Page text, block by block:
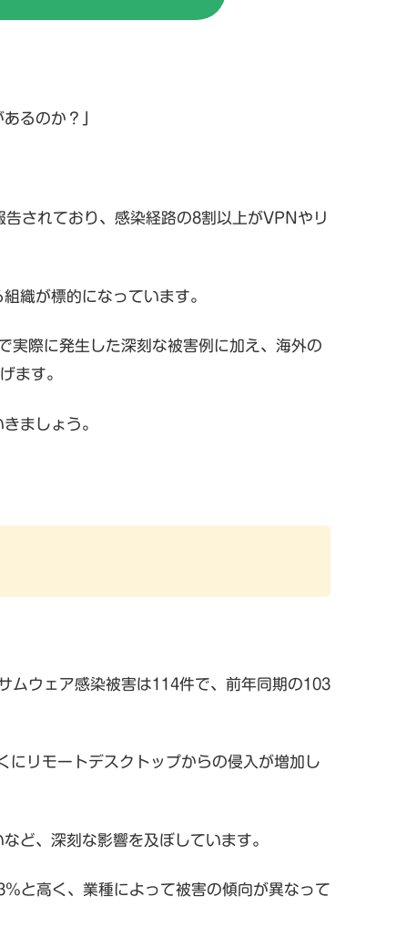
るのか？」
されており、感染経路の8割以上がVPNやリ
織が標的になっています。
際に発生した深刻な被害例に加え、海外の
ます。
ましょう。
ムウェア感染被害は114件で、前年同期の103
リモートデスクトップからの侵入が増加し
ど、深刻な影響を及ぼしています。
と高く、業種によって被害の傾向が異なって